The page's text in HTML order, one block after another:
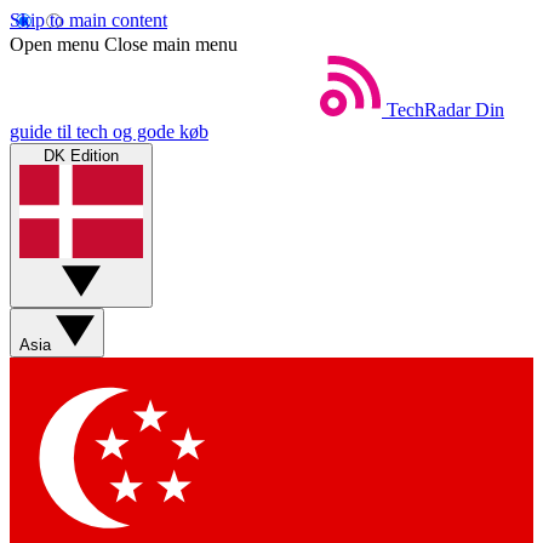
Skip to main content
Open menu Close main menu
TechRadar Din
guide til tech og gode køb
DK Edition
Asia